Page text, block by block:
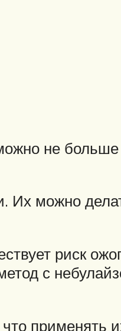
не больше
Их можно
риск
с
применять